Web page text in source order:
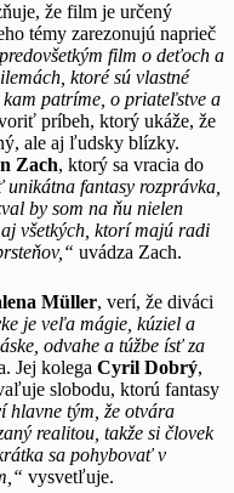
že film je určený
témy zarezonujú naprieč
film o deťoch a
ktoré sú vlastné
patríme, o priateľstve a
príbeh, ktorý ukáže, že
ale aj ľudsky blízky.
Zach, ktorý sa vracia do
unikátna fantasy rozprávka,
by som na ňu nielen
všetkých, ktorí majú radi
uvádza Zach.
Müller, verí, že diváci
je veľa mágie, kúziel a
odvahe a túžbe ísť za
Jej kolega Cyril Dobrý,
slobodu, ktorú fantasy
hlavne tým, že otvára
realitou, takže si človek
sa pohybovať v
vysvetľuje.